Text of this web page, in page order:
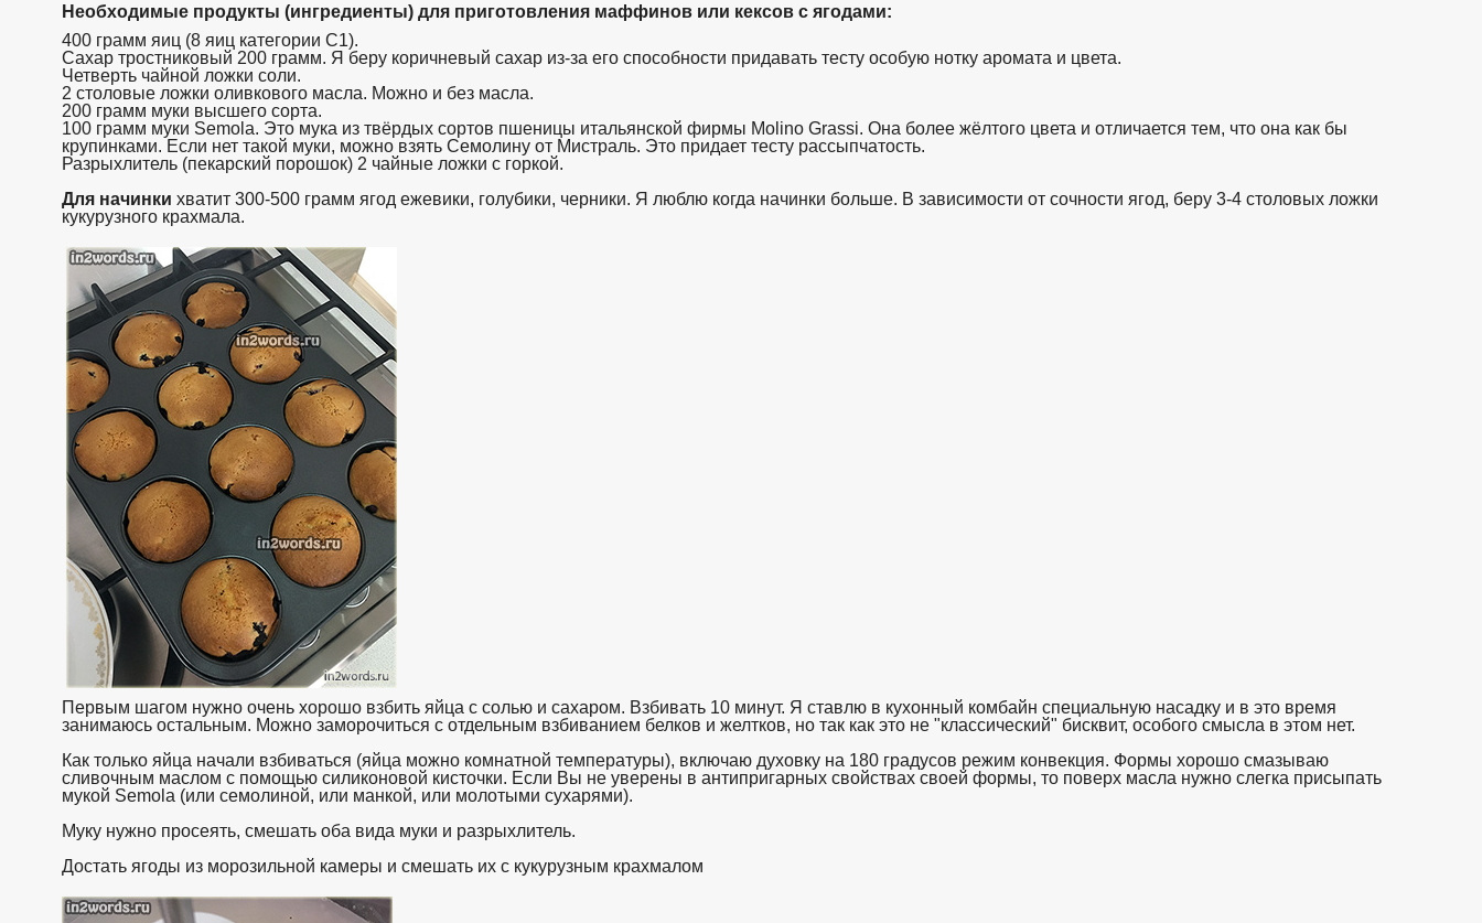
Необходимые продукты (ингредиенты) для приготовления маффинов или кексов с ягодами:
400 грамм яиц (8 яиц категории С1).
Сахар тростниковый 200 грамм. Я беру коричневый сахар из-за его способности придавать тесту особую нотку аромата и цвета.
Четверть чайной ложки соли.
2 столовые ложки оливкового масла. Можно и без масла.
200 грамм муки высшего сорта.
100 грамм муки Semola. Это мука из твёрдых сортов пшеницы итальянской фирмы Molino Grassi. Она более жёлтого цвета и отличается тем, что она как бы
крупинками. Если нет такой муки, можно взять Семолину от Мистраль. Это придает тесту рассыпчатость.
Разрыхлитель (пекарский порошок) 2 чайные ложки с горкой.
Для начинки хватит 300-500 грамм ягод ежевики, голубики, черники. Я люблю когда начинки больше. В зависимости от сочности ягод, беру 3-4 столовых ложки
кукурузного крахмала.
Первым шагом нужно очень хорошо взбить яйца с солью и сахаром. Взбивать 10 минут. Я ставлю в кухонный комбайн специальную насадку и в это время
занимаюсь остальным. Можно заморочиться с отдельным взбиванием белков и желтков, но так как это не "классический" бисквит, особого смысла в этом нет.
Как только яйца начали взбиваться (яйца можно комнатной температуры), включаю духовку на 180 градусов режим конвекция. Формы хорошо смазываю
сливочным маслом с помощью силиконовой кисточки. Если Вы не уверены в антипригарных свойствах своей формы, то поверх масла нужно слегка присыпать
мукой Semola (или семолиной, или манкой, или молотыми сухарями).
Муку нужно просеять, смешать оба вида муки и разрыхлитель.
Достать ягоды из морозильной камеры и смешать их с кукурузным крахмалом